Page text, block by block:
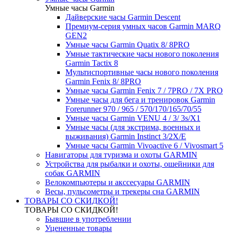
Умные часы Garmin
Дайверские часы Garmin Descent
Премиум-серия умных часов Garmin MARQ
GEN2
Умные часы Garmin Quatix 8/ 8PRO
Умные тактические часы нового поколения
Garmin Tactix 8
Мультиспортивные часы нового поколения
Garmin Fenix 8/ 8PRO
Умные часы Garmin Fenix 7 / 7PRO / 7X PRO
Умные часы для бега и тренировок Garmin
Forerunner 970 / 965 / 570/170/165/70/55
Умные часы Garmin VENU 4 / 3/ 3s/X1
Умные часы (для экстрима, военных и
выживания) Garmin Instinct 3/2X/E
Умные часы Garmin Vivoactive 6 / Vivosmart 5
Навигаторы для туризма и охоты GARMIN
Устройства для рыбалки и охоты, ошейники для
собак GARMIN
Велокомпьютеры и акссесуары GARMIN
Весы, пульсометры и трекеры сна GARMIN
ТОВАРЫ СО СКИДКОЙ!
ТОВАРЫ СО СКИДКОЙ!
Бывшие в употреблении
Уцененные товары